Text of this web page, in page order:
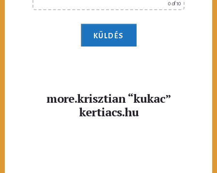
0 of 10
more.krisztian “kukac”
kertiacs.hu